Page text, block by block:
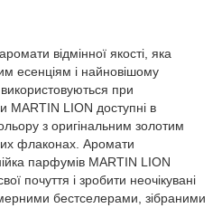
відмінної якості, яка
есенціям і найновішому
при
MARTIN LION доступні в
з оригінальним золотим
флаконах. Аромати
парфумів MARTIN LION
почуття і зробити неочікувані
бестселерами, зібраними